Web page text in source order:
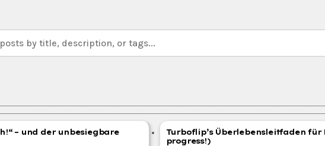
– und der unbesiegbare
Turboflip’s Überlebensleitfaden für
progress!)